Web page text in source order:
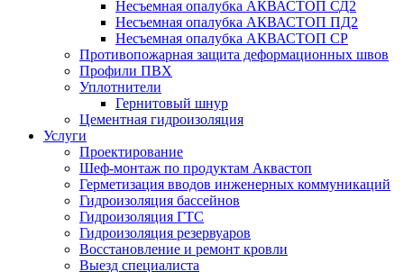
Несъемная опалубка АКВАСТОП СД2
Несъемная опалубка АКВАСТОП ПД2
Несъемная опалубка АКВАСТОП СР
Противопожарная защита деформационных швов
Профили ПВХ
Уплотнители
Гернитовый шнур
Цементная гидроизоляция
Услуги
Проектирование
Шеф-монтаж по продуктам Аквастоп
Герметизация вводов инженерных коммуникаций
Гидроизоляция бассейнов
Гидроизоляция ГТС
Гидроизоляция резервуаров
Восстановление и ремонт кровли
Выезд специалиста